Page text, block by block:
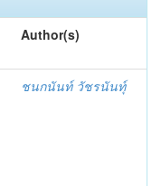
Author(s)
ชนกนันท์ วัชรนันทุ์